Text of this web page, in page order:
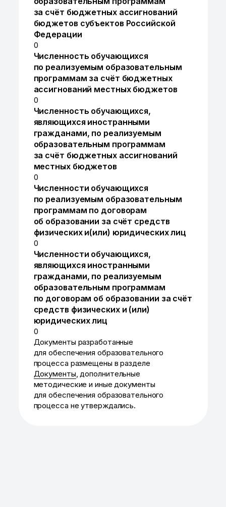
за счёт бюджетных ассигнований
бюджетов субъектов Российской
Федерации
0
Численность обучающихся
по реализуемым образовательным
программам за счёт бюджетных
ассигнований местных бюджетов
0
Численность обучающихся,
являющихся иностранными
гражданами, по реализуемым
образовательным программам
за счёт бюджетных ассигнований
местных бюджетов
0
Численности обучающихся
по реализуемым образовательным
программам по договорам
об образовании за счёт средств
физических и(или) юридических лиц
0
Численности обучающихся,
являющихся иностранными
гражданами, по реализуемым
образовательным программам
по договорам об образовании за счёт
средств физических и (или)
юридических лиц
0
Документы разработанные
для обеспечения образовательного
процесса размещены в разделе
Документы, дополнительные
методические и иные документы
для обеспечения образовательного
процесса не утверждались.